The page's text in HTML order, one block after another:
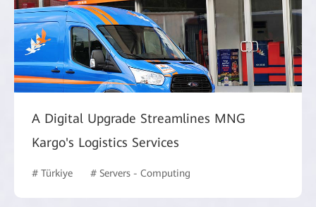
A Digital Upgrade Streamlines MNG
Kargo's Logistics Services
# Türkiye # Servers - Computing